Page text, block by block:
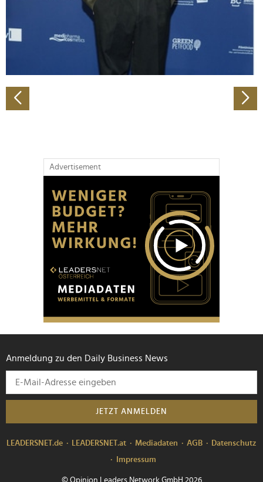
zu können und die Zugriffe auf unsere Website zu
analysieren. Außerdem geben wir Informationen zu Ihrer
Verwendung unserer Website an unsere Partner für
soziale Medien, Werbung und Analysen weiter. Unsere
Partner führen diese Informationen möglicherweise mit
haben oder die sie im Rahmen Ihrer Nutzung der Dienste
gesammelt haben.
Advertisement
Anmeldung zu den Daily Business News
JETZT ANMELDEN
LEADERSNET.de LEADERSNET.at Mediadaten AGB
Datenschutz
Impressum